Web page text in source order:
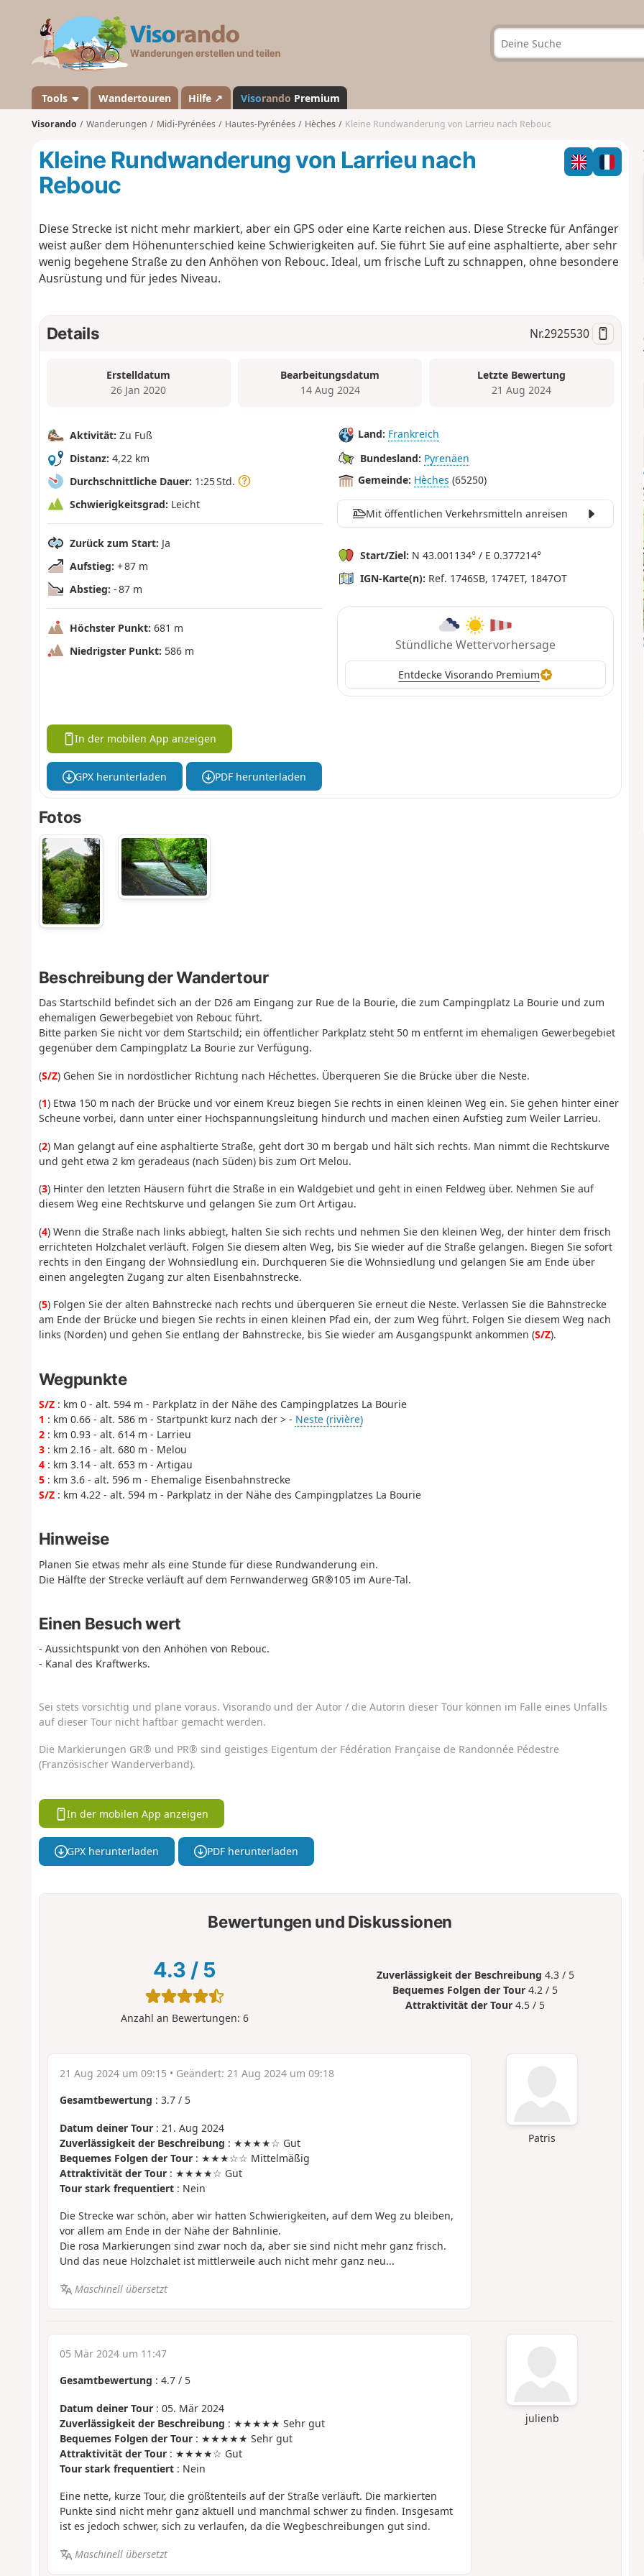
a
n
d
Tools Wandertouren Hilfe ↗ Visorando Premium
Visorando Wanderungen Midi-Pyrénées Hautes-Pyrénées Hèches Kleine Rundwanderung von Larrieu nach Rebouc
Kleine Rundwanderung von Larrieu nach
Rebouc
Diese Strecke ist nicht mehr markiert, aber ein GPS oder eine Karte reichen aus. Diese Strecke für Anfänger
weist außer dem Höhenunterschied keine Schwierigkeiten auf. Sie führt Sie auf eine asphaltierte, aber sehr
wenig begehene Straße zu den Anhöhen von Rebouc. Ideal, um frische Luft zu schnappen, ohne besondere
Ausrüstung und für jedes Niveau.
Details Nr.2925530
Erstelldatum
26 Jan 2020
Bearbeitungsdatum
14 Aug 2024
Letzte Bewertung
21 Aug 2024
Aktivität: Zu Fuß
Distanz: 4,22 km
Durchschnittliche Dauer: 1:25 Std.
Schwierigkeitsgrad: Leicht
Zurück zum Start: Ja
Aufstieg: + 87 m
Abstieg: - 87 m
Höchster Punkt: 681 m
Niedrigster Punkt: 586 m
Land: Frankreich
Bundesland: Pyrenäen
Gemeinde: Hèches (65250)
Mit öffentlichen Verkehrsmitteln anreisen
Start/Ziel: N 43.001134° / E 0.377214°
IGN-Karte(n): Ref. 1746SB, 1747ET, 1847OT
Stündliche Wettervorhersage
Entdecke Visorando Premium
In der mobilen App anzeigen
GPX herunterladen PDF herunterladen
Fotos
Beschreibung der Wandertour
Das Startschild befindet sich an der D26 am Eingang zur Rue de la Bourie, die zum Campingplatz La Bourie und zum
ehemaligen Gewerbegebiet von Rebouc führt.
Bitte parken Sie nicht vor dem Startschild; ein öffentlicher Parkplatz steht 50 m entfernt im ehemaligen Gewerbegebiet
gegenüber dem Campingplatz La Bourie zur Verfügung.
(S/Z) Gehen Sie in nordöstlicher Richtung nach Héchettes. Überqueren Sie die Brücke über die Neste.
(1) Etwa 150 m nach der Brücke und vor einem Kreuz biegen Sie rechts in einen kleinen Weg ein. Sie gehen hinter einer
Scheune vorbei, dann unter einer Hochspannungsleitung hindurch und machen einen Aufstieg zum Weiler Larrieu.
(2) Man gelangt auf eine asphaltierte Straße, geht dort 30 m bergab und hält sich rechts. Man nimmt die Rechtskurve
und geht etwa 2 km geradeaus (nach Süden) bis zum Ort Melou.
(3) Hinter den letzten Häusern führt die Straße in ein Waldgebiet und geht in einen Feldweg über. Nehmen Sie auf
diesem Weg eine Rechtskurve und gelangen Sie zum Ort Artigau.
(4) Wenn die Straße nach links abbiegt, halten Sie sich rechts und nehmen Sie den kleinen Weg, der hinter dem frisch
errichteten Holzchalet verläuft. Folgen Sie diesem alten Weg, bis Sie wieder auf die Straße gelangen. Biegen Sie sofort
rechts in den Eingang der Wohnsiedlung ein. Durchqueren Sie die Wohnsiedlung und gelangen Sie am Ende über
einen angelegten Zugang zur alten Eisenbahnstrecke.
(5) Folgen Sie der alten Bahnstrecke nach rechts und überqueren Sie erneut die Neste. Verlassen Sie die Bahnstrecke
am Ende der Brücke und biegen Sie rechts in einen kleinen Pfad ein, der zum Weg führt. Folgen Sie diesem Weg nach
links (Norden) und gehen Sie entlang der Bahnstrecke, bis Sie wieder am Ausgangspunkt ankommen (S/Z).
Wegpunkte
S/Z: km 0 - alt. 594 m - Parkplatz in der Nähe des Campingplatzes La Bourie
1 : km 0.66 - alt. 586 m - Startpunkt kurz nach der > - Neste (rivière)
2: km 0.93 - alt. 614 m - Larrieu
3: km 2.16 - alt. 680 m - Melou
4: km 3.14 - alt. 653 m - Artigau
5: km 3.6 - alt. 596 m - Ehemalige Eisenbahnstrecke
S/Z: km 4.22 - alt. 594 m - Parkplatz in der Nähe des Campingplatzes La Bourie
Hinweise
Planen Sie etwas mehr als eine Stunde für diese Rundwanderung ein.
Die Hälfte der Strecke verläuft auf dem Fernwanderweg GR®105 im Aure-Tal.
Einen Besuch wert
- Aussichtspunkt von den Anhöhen von Rebouc.
- Kanal des Kraftwerks.
Sei stets vorsichtig und plane voraus. Visorando und der Autor / die Autorin dieser Tour können im Falle eines Unfalls
auf dieser Tour nicht haftbar gemacht werden.
Die Markierungen GR® und PR® sind geistiges Eigentum der Fédération Française de Randonnée Pédestre
(Französischer Wanderverband).
In der mobilen App anzeigen
GPX herunterladen PDF herunterladen
Bewertungen und Diskussionen
4.3 / 5
Anzahl an Bewertungen: 6
Zuverlässigkeit der Beschreibung 4.3 / 5
Bequemes Folgen der Tour 4.2 / 5
Attraktivität der Tour 4.5 / 5
Patris
21 Aug 2024 um 09:15 • Geändert: 21 Aug 2024 um 09:18
Gesamtbewertung : 3.7/ 5
Datum deiner Tour: 21. Aug 2024
Zuverlässigkeit der Beschreibung : ★★★★☆ Gut
Bequemes Folgen der Tour: ★★★☆☆ Mittelmäßig
Attraktivität der Tour: ★★★★☆ Gut
Tour stark frequentiert: Nein
Die Strecke war schön, aber wir hatten Schwierigkeiten, auf dem Weg zu bleiben,
vor allem am Ende in der Nähe der Bahnlinie.
Die rosa Markierungen sind zwar noch da, aber sie sind nicht mehr ganz frisch.
Und das neue Holzchalet ist mittlerweile auch nicht mehr ganz neu...
Maschinell übersetzt
julienb
05 Mär 2024 um 11:47
Gesamtbewertung : 4.7/ 5
Datum deiner Tour: 05. Mär 2024
Zuverlässigkeit der Beschreibung : ★★★★★ Sehr gut
Bequemes Folgen der Tour: ★★★★★ Sehr gut
Attraktivität der Tour: ★★★★☆ Gut
Tour stark frequentiert: Nein
Eine nette, kurze Tour, die größtenteils auf der Straße verläuft. Die markierten
Punkte sind nicht mehr ganz aktuell und manchmal schwer zu finden. Insgesamt
ist es jedoch schwer, sich zu verlaufen, da die Wegbeschreibungen gut sind.
Maschinell übersetzt